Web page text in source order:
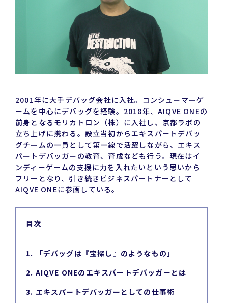
2001年に大手デバッグ会社に入社。コンシューマーゲ
ームを中心にデバッグを経験。2018年、AIQVE ONEの
前身となるモリカトロン（株）に入社し、京都ラボの
立ち上げに携わる。設立当初からエキスパートデバッ
グチームの一員として第一線で活躍しながら、エキス
パートデバッガーの教育、育成なども行う。現在はイ
ンディーゲームの支援に力を入れたいという思いから
フリーとなり、引き続きビジネスパートナーとして
AIQVE ONEに参画している。
目次
1. 「デバッグは『宝探し』のようなもの」
2. AIQVE ONEのエキスパートデバッガーとは
3. エキスパートデバッガーとしての仕事術